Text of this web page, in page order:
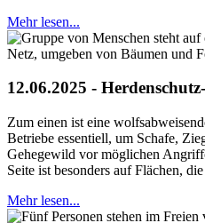
Mehr lesen...
12.06.2025 -
Zum einen ist eine
Betriebe essentiell, um Schafe,
Gehegewild vor möglichen
Seite ist besonders auf Flächen,
Mehr lesen...